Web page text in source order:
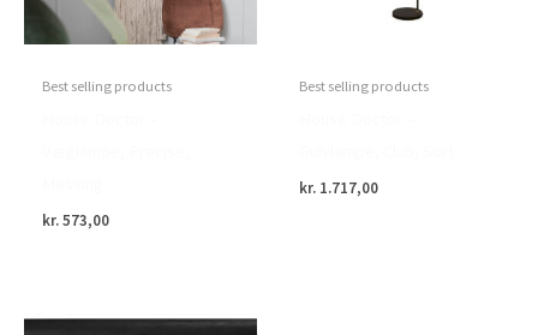
Best selling products
kr.573,00
Best selling products
kr. 1.717,00